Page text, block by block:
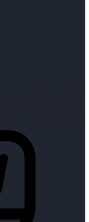
de capital humano y
y encuentro de sus
pero antes un placer.